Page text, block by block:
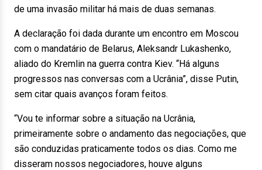
de uma invasão militar há mais de duas semanas.
A declaração foi dada durante um encontro em Moscou
com o mandatário de Belarus, Aleksandr Lukashenko,
aliado do Kremlin na guerra contra Kiev. “Há alguns
progressos nas conversas com a Ucrânia”, disse Putin,
sem citar quais avanços foram feitos.
“Vou te informar sobre a situação na Ucrânia,
primeiramente sobre o andamento das negociações, que
são conduzidas praticamente todos os dias. Como me
disseram nossos negociadores, houve alguns